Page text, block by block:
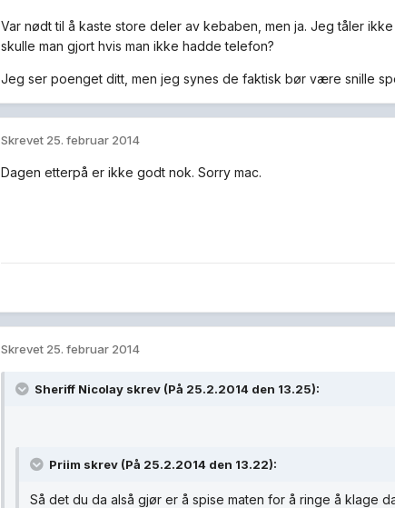
Var nødt til å kaste store deler av kebaben, men ja. Jeg tåler
skulle man gjort hvis man ikke hadde telefon?
Jeg ser poenget ditt, men jeg synes de faktisk bør være snille
Skrevet 25. februar 2014
Dagen etterpå er ikke godt nok. Sorry mac.
Skrevet 25. februar 2014
Sheriff Nicolay skrev (På 25.2.2014 den 13.25):
Priim skrev (På 25.2.2014 den 13.22):
Så det du da alså gjør er å spise maten for å ringe å klage